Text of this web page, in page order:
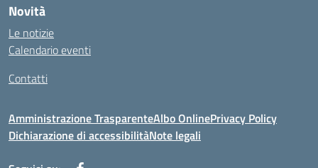
Novità
Le notizie
Calendario eventi
Contatti
Amministrazione TrasparenteAlbo OnlinePrivacy Policy
Dichiarazione di accessibilitàNote legali